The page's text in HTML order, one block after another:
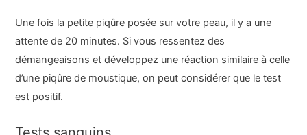
Une fois la petite piqûre posée sur votre peau, il y a une
attente de 20 minutes. Si vous ressentez des
démangeaisons et développez une réaction similaire à celle
d’une piqûre de moustique, on peut considérer que le test
est positif.